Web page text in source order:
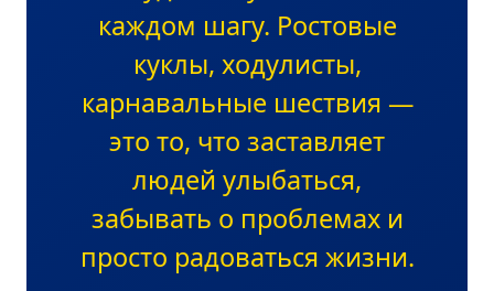
каждом шагу. Ростовые
куклы, ходулисты,
карнавальные шествия —
это то, что заставляет
людей улыбаться,
забывать о проблемах и
просто радоваться жизни.